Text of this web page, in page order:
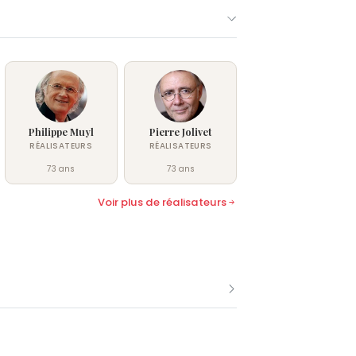
Philippe Muyl
RÉALISATEURS
73 ans
Pierre Jolivet
RÉALISATEURS
73 ans
Voir plus de réalisateurs